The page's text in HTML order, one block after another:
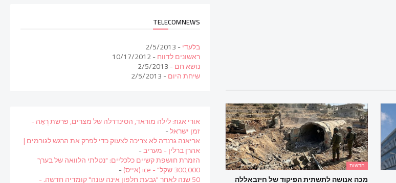
חדשות
מכה אנושה לתשתית הפיקוד של חיזבאללה
TELECOMNEWS
בלעדי- 2/5/2013
ראשונים לדווח- 10/17/2012
נושא חם- 2/5/2013
שיחת היום- 2/5/2013
אורי אגוז: לילה מוראד, הסינדרלה של מצרים, פרשת רְאֵה -
זמן ישראל-
אריאנה גרנדה לא צריכה לצעוק כדי לפרק את הרגש לגורמים |
אהרן ברלין - מעריב-
הזמרת חושפת קשיים כלכליים: "נטלתי הלוואה של בערך
300,000 שקל" - ice (אייס) -
50 שנה לאחר "גבעת חלפון אינה עונה" קומדיה חדשה. -